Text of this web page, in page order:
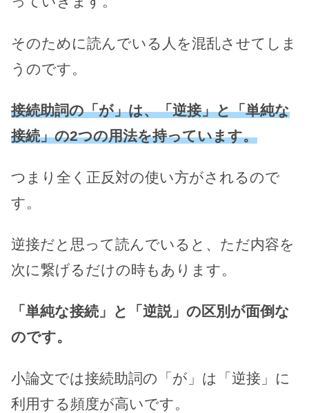
そのために読んでいる人を混乱させてしま
うのです。
接続助詞の「が」は、「逆接」と「単純な
接続」の2つの用法を持っています。
つまり全く正反対の使い方がされるので
す。
逆接だと思って読んでいると、ただ内容を
次に繋げるだけの時もあります。
「単純な接続」と「逆説」の区別が面倒な
のです。
小論文では接続助詞の「が」は「逆接」に
利用する頻度が高いです。